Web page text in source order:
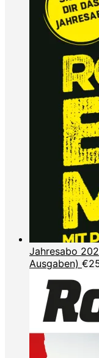
Jahresabo
Ausgaben) €